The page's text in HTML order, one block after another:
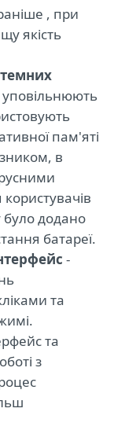
, при
якість
уповільнюють
пам'яті
в
було додано
батареї.
-
та
та
з